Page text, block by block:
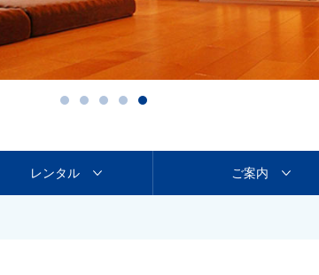
レンタル ご案内